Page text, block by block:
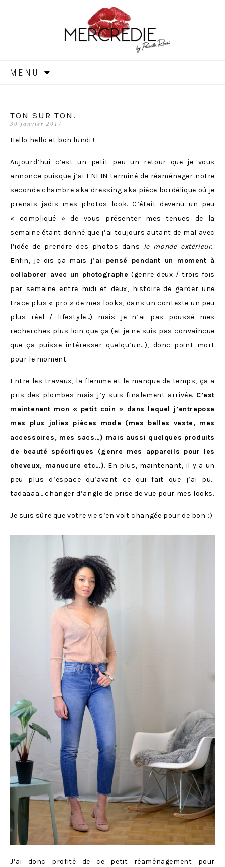
MERCREDIE
MENU
TON SUR TON.
30 janvier 2017
Hello hello et bon lundi !
Aujourd’hui c’est un petit peu un retour que je vous
annonce puisque j’ai ENFIN terminé de réaménager notre
seconde chambre aka dressing aka pièce bordélique où je
prenais jadis mes photos look. C’était devenu un peu
« compliqué » de vous présenter mes tenues de la
semaine étant donné que j’ai toujours autant de mal avec
l’idée de prendre des photos dans le monde extérieur…
Enfin, je dis ça mais
j’ai pensé pendant un moment à
collaborer avec un photographe (genre deux / trois fois
par semaine entre midi et deux, histoire de garder une
trace plus « pro » de mes looks, dans un contexte un peu
plus réel / lifestyle…) mais je n’ai pas poussé mes
recherches plus loin que ça (et je ne suis pas convaincue
que ça puisse intéresser quelqu’un…), donc point mort
pour le moment.
Entre les travaux, la flemme et le manque de temps, ça a
pris des plombes mais j’y suis finalement arrivée. C’est
maintenant mon « petit coin » dans lequel j’entrepose
mes plus jolies pièces mode (mes belles veste, mes
accessoires, mes sacs…) mais aussi quelques produits
de beauté spécifiques (genre mes appareils pour les
cheveux, manucure etc…). En plus, maintenant, il y a un
peu plus d’espace qu’avant ce qui fait que j’ai pu…
tadaaaa… changer d’angle de prise de vue pour mes looks.
Je suis sûre que votre vie s’en voit changée pour de bon ;)
J’ai donc profité de ce petit réaménagement pour